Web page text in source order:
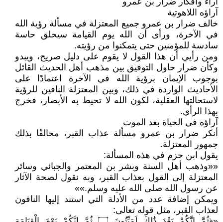
آراؤه اللاهوتية
خالف ضرار بن عمرو جميع المعتزلة في مسألة رؤية الله
في الآخرة، ورأى أن الله يوم القيامة سيخلق حاسة
سادسة للمؤمنين حتى يتمكنوا من رؤيته.
ومن رأيي أن هذا القول لا يقوم على دليل صريح، ويبدو
وكأن ضرار حاول التوفيق بين مذهب أهل الحديث القائل
بوجوب الإيمان برؤية الله في الآخرة اعتمادًا على
الأحاديث الواردة في ذلك، وبين المعتزلة النافين للرؤية
لاستحالتها العقلية، لكون الله لا تحيط به الأبصار، فخرج
بهذا الرأي.
آراؤه في الحياة بعد الموت
أنكر ضرار بن عمرو مسألة عذاب القبر، مخالفًا بذلك
جمهور المعتزلة.
يقول ابن حزم في هذه المسألة:
««وذهب أهل السنة وبشر بن المعتمر والجبائي وسائر
المعتزلة إلى القول بعذاب القبر، وبه نقول لصحة الآثار
عن رسول الله صلى الله عليه وسلم.»»
ويمكن إضافة عدد من الأدلة التي استند إليها النافون
لعذاب القبر، مثل قوله تعالى: